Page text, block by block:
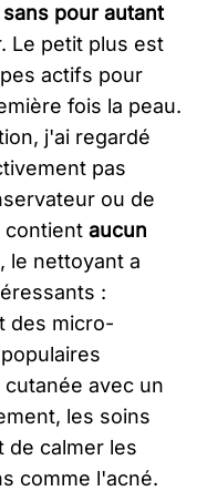
pour autant
Le petit plus est
actifs pour
fois la peau.
j'ai regardé
pas
ou de
contient aucun
le nettoyant a
:​
des micro-
avec un
les soins
de calmer les
comme l'acné.